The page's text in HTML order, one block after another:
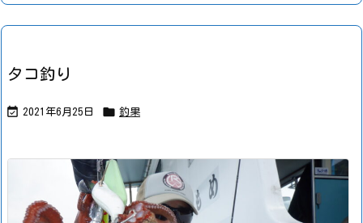
タコ釣り
 2021年6月25日  釣果